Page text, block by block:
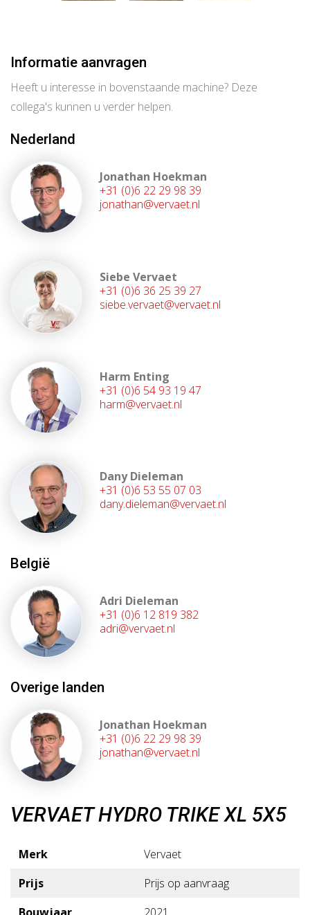
Informatie aanvragen
Heeft u interesse in bovenstaande machine? Deze
collega's kunnen u verder helpen.
Nederland
Jonathan Hoekman
+31 (0)6 22 29 98 39
jonathan@vervaet.nl
Siebe Vervaet
+31 (0)6 36 25 39 27
siebe.vervaet@vervaet.nl
Harm Enting
+31 (0)6 54 93 19 47
harm@vervaet.nl
Dany Dieleman
+31 (0)6 53 55 07 03
dany.dieleman@vervaet.nl
België
Adri Dieleman
+31 (0)6 12 819 382
adri@vervaet.nl
Overige landen
Jonathan Hoekman
+31 (0)6 22 29 98 39
jonathan@vervaet.nl
VERVAET HYDRO TRIKE XL 5X5
Merk
Vervaet
Prijs
Prijs op aanvraag